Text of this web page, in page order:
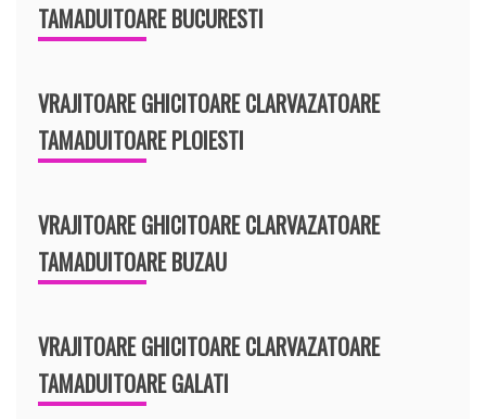
TAMADUITOARE BUCURESTI
VRAJITOARE GHICITOARE CLARVAZATOARE
TAMADUITOARE PLOIESTI
VRAJITOARE GHICITOARE CLARVAZATOARE
TAMADUITOARE BUZAU
VRAJITOARE GHICITOARE CLARVAZATOARE
TAMADUITOARE GALATI